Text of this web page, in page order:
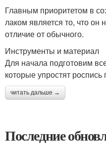
Главным приоритетом в
лаком является то, что он
отличие от обычного.
Инструменты и материал
Для начала подготовим
которые упростят роспись
читать дальше →
Последние